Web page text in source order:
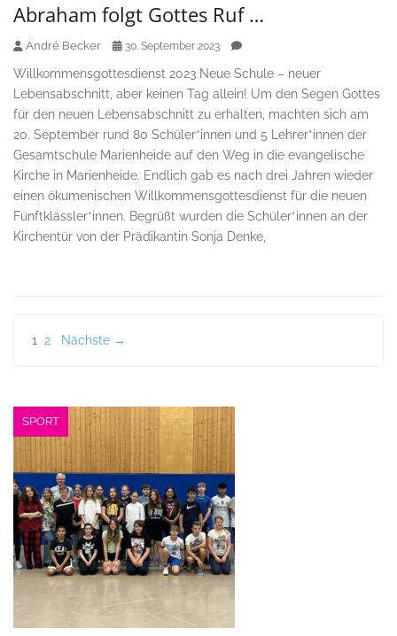
Abraham folgt Gottes Ruf …
André Becker 30. September 2023
Willkommensgottesdienst 2023 Neue Schule – neuer
Lebensabschnitt, aber keinen Tag allein! Um den Segen Gottes
für den neuen Lebensabschnitt zu erhalten, machten sich am
20. September rund 80 Schüler*innen und 5 Lehrer*innen der
Gesamtschule Marienheide auf den Weg in die evangelische
Kirche in Marienheide. Endlich gab es nach drei Jahren wieder
einen ökumenischen Willkommensgottesdienst für die neuen
Fünftklässler*innen. Begrüßt wurden die Schüler*innen an der
Kirchentür von der Prädikantin Sonja Denke,
Seitennummerierung
1 2 Nächste →
SPORT